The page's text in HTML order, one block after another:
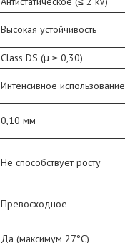
Высокая устойчивость
Class DS (µ ≥ 0,30)
Интенсивное использование
0,10 мм
Не способствует росту
Превосходное
Да (максимум 27°C)